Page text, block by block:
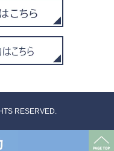
RESERVED.